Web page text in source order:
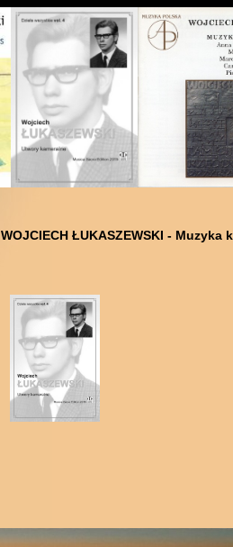
WOJCIECH ŁUKASZEWSKI - Muzyka